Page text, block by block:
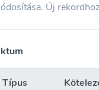
Új
Típus